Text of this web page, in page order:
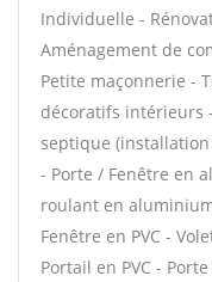
Individuelle -
Aménagement de
Petite maçonnerie -
décoratifs intérieurs
septique
- Porte / Fenêtre en
roulant en
Fenêtre en PVC -
Portail en PVC -